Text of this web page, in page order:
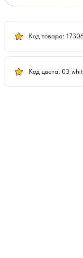
Код товара:
Код цвета: 03